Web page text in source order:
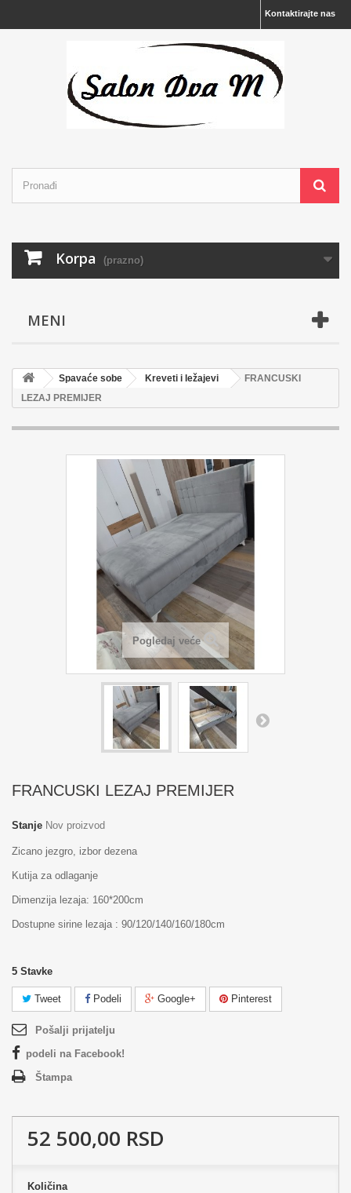
Kontaktirajte nas
Korpa (prazno)
MENI
Spavaće sobe Kreveti i ležajevi
FRANCUSKI
LEZAJ PREMIJER
Pogledaj veće
FRANCUSKI LEZAJ PREMIJER
Stanje Nov proizvod
Zicano jezgro, izbor dezena
Kutija za odlaganje
Dimenzija lezaja: 160*200cm
Dostupne sirine lezaja : 90/120/140/160/180cm
5 Stavke
Tweet Podeli Google+ Pinterest
Pošalji prijatelju
podeli na Facebook!
Štampa
52 500,00 RSD
Količina